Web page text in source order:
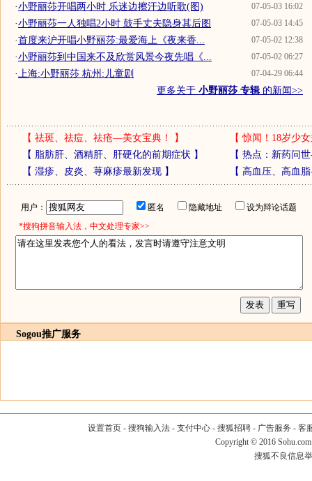
07-05-03 16:02
·小野丽莎开唱两小时 乐迷边擦汗边听歌(图)
07-05-03 14:45
·小野丽莎一人独唱2小时 鼓手丈夫隐身其后图
07-05-02 12:38
·首度来沪开唱小野丽莎:最爱海上《夜来香...
07-05-02 06:27
·小野丽莎到中国来不及欣赏风景今夜先唱《...
07-04-29 06:44
· 上海:小野丽莎 杭州:儿童剧
更多关于 小野丽莎 专辑的新闻>>
【 祛斑、祛痘、祛疮—美女宝典！ 】 【惊闻！18岁少
【 脂肪肝、酒精肝、肝硬化的前期症状 】 【 热点：新药问
【 湿疹、皮炎、荨麻疹最新发现】 【 高血压、高血
用户： 匿名 隐藏地址
设为辩论话题
*搜狗拼音输入法，中文处理专家>>
Sogou推广服务
设置首页- 搜狗输入法- 支付中心- 搜狐招聘- 广告服务 - 客
Copyright © 2016
搜狐不良信息